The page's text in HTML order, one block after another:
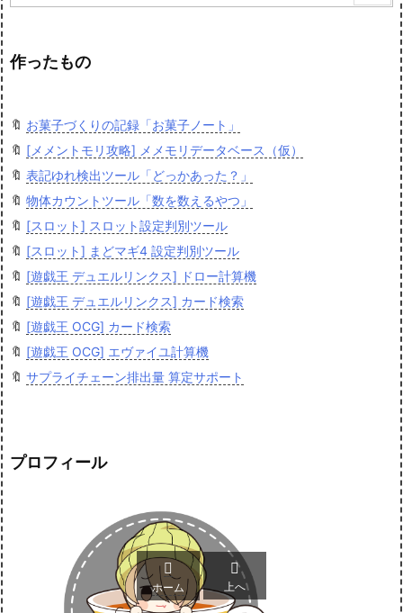
作ったもの
🔖 お菓子づくりの記録「お菓子ノート」
🔖 [メメントモリ攻略] メメモリデータベース（仮）
🔖 表記ゆれ検出ツール「どっかあった？」
🔖 物体カウントツール「数を数えるやつ」
🔖 [スロット] スロット設定判別ツール
🔖 [スロット] まどマギ4 設定判別ツール
🔖 [遊戯王 デュエルリンクス] ドロー計算機
🔖 [遊戯王 デュエルリンクス] カード検索
🔖 [遊戯王 OCG] カード検索
🔖 [遊戯王 OCG] エヴァイユ計算機
🔖 サプライチェーン排出量 算定サポート
プロフィール

ホーム

上へ